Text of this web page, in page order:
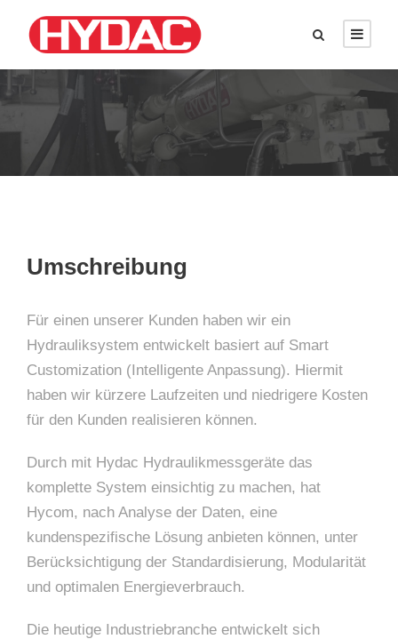
Umschreibung
Für einen unserer Kunden haben wir ein
Hydrauliksystem entwickelt basiert auf Smart
Customization (Intelligente Anpassung). Hiermit
haben wir kürzere Laufzeiten und niedrigere Kosten
für den Kunden realisieren können.
Durch mit Hydac Hydraulikmessgeräte das
komplette System einsichtig zu machen, hat
Hycom, nach Analyse der Daten, eine
kundenspezifische Lösung anbieten können, unter
Berücksichtigung der Standardisierung, Modularität
und optimalen Energieverbrauch.
Die heutige Industriebranche entwickelt sich